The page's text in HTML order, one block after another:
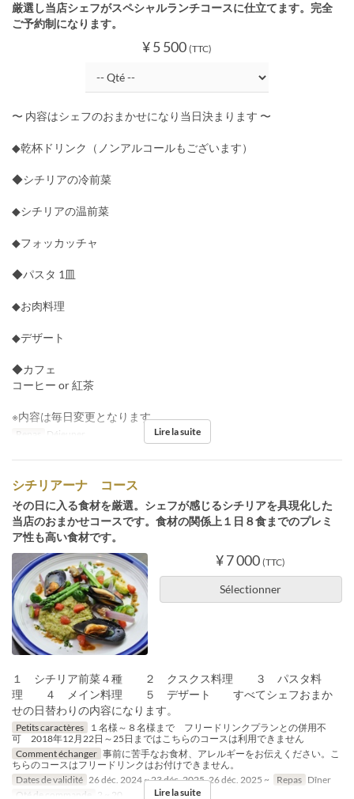
厳選し当店シェフがスペシャルランチコースに仕立てます。完全
ご予約制になります。
¥ 5 500 (TTC)
〜 内容はシェフのおまかせになり当日決まります 〜
◆乾杯ドリンク（ノンアルコールもございます）
◆シチリアの冷前菜
◆シチリアの温前菜
◆フォッカッチャ
◆パスタ 1皿
◆お肉料理
◆デザート
◆カフェ
コーヒー or 紅茶
※内容は毎日変更となります。
Repas Déjeuner Lire la suite
シチリアーナ コース
その日に入る食材を厳選。シェフが感じるシチリアを具現化した
当店のおまかせコースです。食材の関係上１日８食までのプレミ
ア性も高い食材です。
¥ 7 000 (TTC)
Sélectionner
１ シチリア前菜４種 ２ クスクス料理 ３ パスタ料
理 ４ メイン料理 ５ デザート すべてシェフおまか
せの日替わりの内容になります。
Petits caractères
１名様～８名様まで フリードリンクプランとの併用不
可 2018年12月22日～25日まではこちらのコースは利用できません
Comment échanger 事前に苦手なお食材、アレルギーをお伝えください。こ
ちらのコースはフリードリンクはお付けできません。
Dates de validité 26 déc. 2024 ~ 23 déc. 2025, 26 déc. 2025 ~ Repas Dîner
Qté de commande
2 ~ 20 Lire la suite